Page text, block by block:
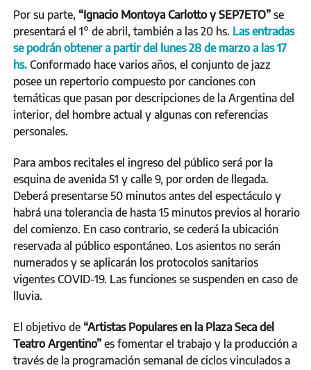
Por su parte, “Ignacio Montoya Carlotto y SEP7ETO” se
presentará el 1° de abril, también a las 20 hs. Las entradas
se podrán obtener a partir del lunes 28 de marzo a las 17
hs. Conformado hace varios años, el conjunto de jazz
posee un repertorio compuesto por canciones con
temáticas que pasan por descripciones de la Argentina del
interior, del hombre actual y algunas con referencias
personales.
Para ambos recitales el ingreso del público será por la
esquina de avenida 51 y calle 9, por orden de llegada.
Deberá presentarse 50 minutos antes del espectáculo y
habrá una tolerancia de hasta 15 minutos previos al horario
del comienzo. En caso contrario, se cederá la ubicación
reservada al público espontáneo. Los asientos no serán
numerados y se aplicarán los protocolos sanitarios
vigentes COVID-19. Las funciones se suspenden en caso de
lluvia.
El objetivo de “Artistas Populares en la Plaza Seca del
Teatro Argentino” es fomentar el trabajo y la producción a
través de la programación semanal de ciclos vinculados a